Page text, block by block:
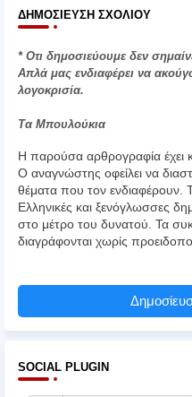
ΔΗΜΟΣΊΕΥΣΗ ΣΧΟΛΊΟΥ
* Οτι δημοσιεύουμε δεν
Απλά μας ενδιαφέρει να
λογοκρισία.
Τα Μπουλούκια
Η παρούσα αρθρογραφία έχει
Ο αναγνώστης οφείλει να
θέματα που τον ενδιαφέρουν.
Ελληνικές και ξενόγλωσσες
στο μέτρο του δυνατού. Τα
διαγράφονται χωρίς
SOCIAL PLUGIN